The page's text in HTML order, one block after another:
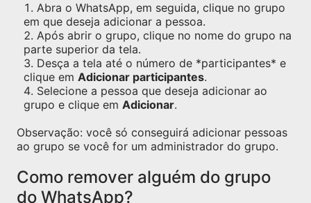
Abra o WhatsApp, em seguida, clique no grupo
em que deseja adicionar a pessoa.
Após abrir o grupo, clique no nome do grupo na
parte superior da tela.
Desça a tela até o número de *participantes* e
clique em Adicionar participantes.
Selecione a pessoa que deseja adicionar ao
grupo e clique em Adicionar.
Observação: você só conseguirá adicionar pessoas
ao grupo se você for um administrador do grupo.
Como remover alguém do grupo
do WhatsApp?